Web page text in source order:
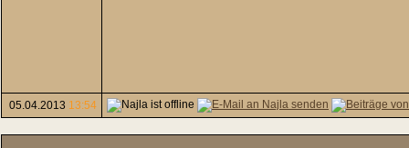
05.04.2013 13:54